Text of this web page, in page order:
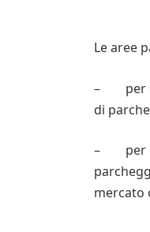
Le aree
– per
di
– per
mercato